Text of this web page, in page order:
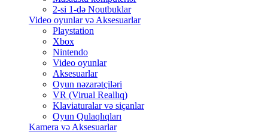
2-si 1-də Noutbuklar
Video oyunlar və Aksesuarlar
Playstation
Xbox
Nintendo
Video oyunlar
Aksesuarlar
Oyun nəzarətçiləri
VR (Virual Reallıq)
Klaviaturalar və siçanlar
Oyun Qulaqlıqları
Kamera və Aksesuarlar